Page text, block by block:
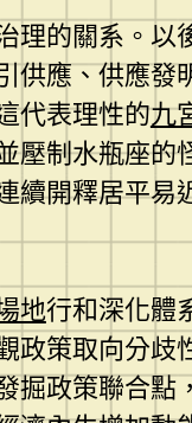
的關系。
應、供應
代表理性的九
制水瓶座
開釋居平
地行和深化體
策取向分
掘政策聯合點